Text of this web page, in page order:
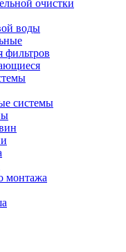
очистки
воды
фильтров
системы
монтажа